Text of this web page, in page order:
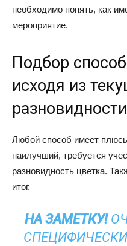
необходимо понять, как
мероприятие.
Подбор
исходя из
Любой способ имеет
наилучший, требуется
разновидность цветка.
итог.
НА ЗАМЕТКУ!